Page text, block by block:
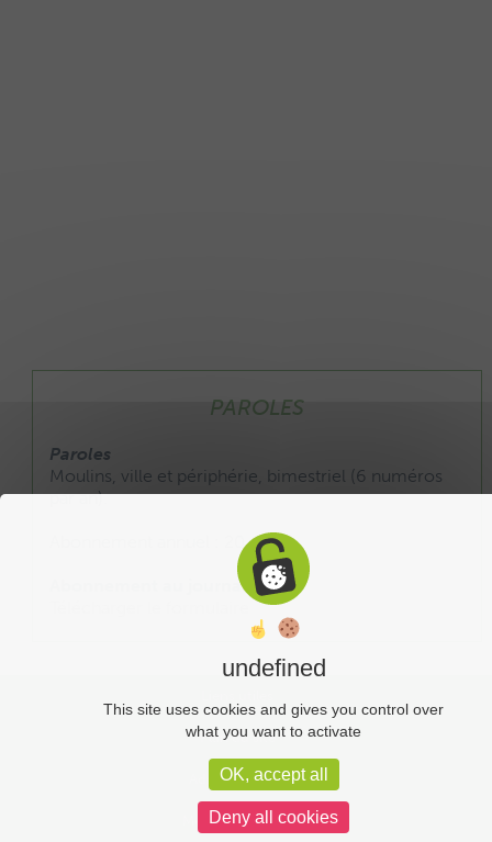
PAROLES
Paroles
Moulins, ville et périphérie, bimestriel (6 numéros
par an).
Abonnement annuel : 20 €
Abonnement au journal :
Plan du site
Administration
Mentions légales
undefined
This site uses cookies and gives you control over
what you want to activate
OK, accept all
Deny all cookies